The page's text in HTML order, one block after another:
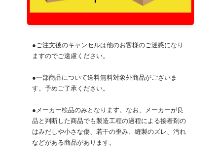
●ご注文後のキャンセルは他のお客様のご迷惑になり
ますのでご遠慮ください。
●一部商品について送料無料対象外商品がございま
す。予めご了承ください。
●メーカー検品のみとなります。なお、メーカーが良
品と判断した商品でも製造工程の過程による接着剤の
はみだしや小さな傷、若干の歪み、縫製のズレ、汚れ
などがある商品があります。